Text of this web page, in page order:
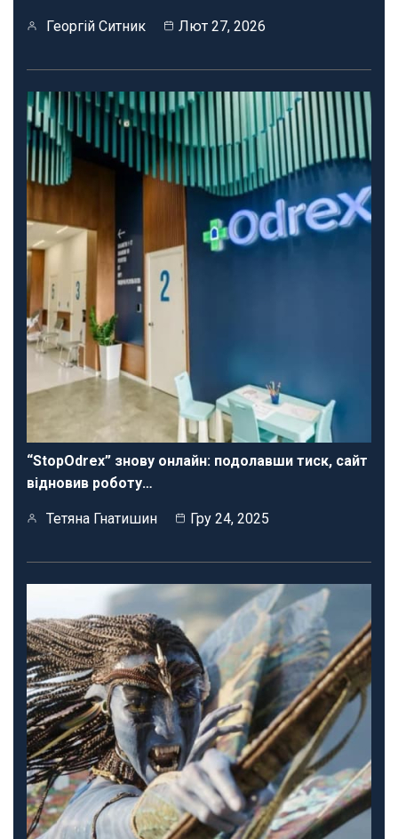
Георгій Ситник Лют 27, 2026
“StopOdrex” знову онлайн: подолавши тиск, сайт
відновив роботу…
Тетяна Гнатишин Гру 24, 2025